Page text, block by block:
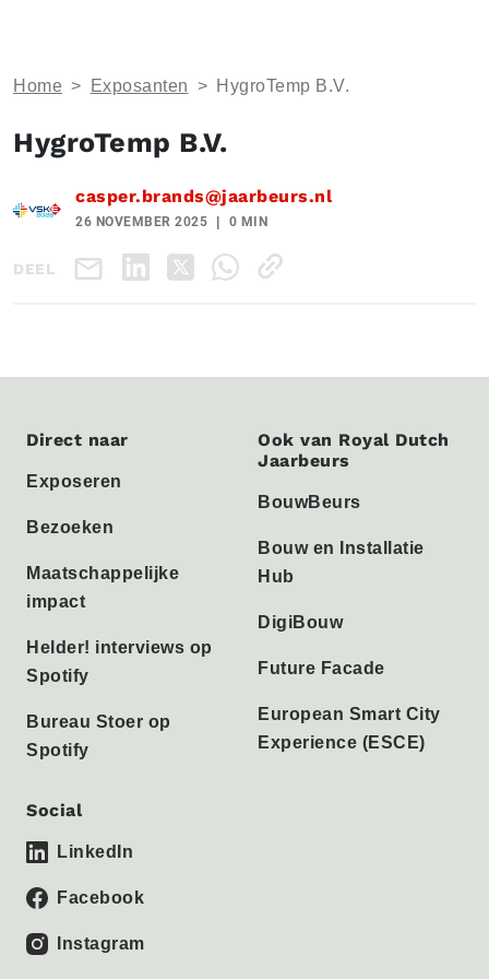
Home > Exposanten > HygroTemp B.V.
HygroTemp B.V.
casper.brands@jaarbeurs.nl
26 NOVEMBER 2025 0 MIN
DEEL
Direct naar
Exposeren
Bezoeken
Maatschappelijke
impact
Helder! interviews op
Spotify
Bureau Stoer op
Spotify
Ook van Royal Dutch
Jaarbeurs
BouwBeurs
Bouw en Installatie
Hub
DigiBouw
Future Facade
European Smart City
Experience (ESCE)
Social
LinkedIn
Facebook
Instagram